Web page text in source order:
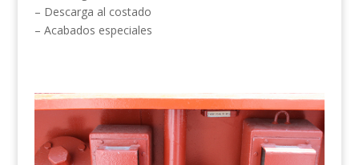
– Descarga al costado
– Acabados especiales